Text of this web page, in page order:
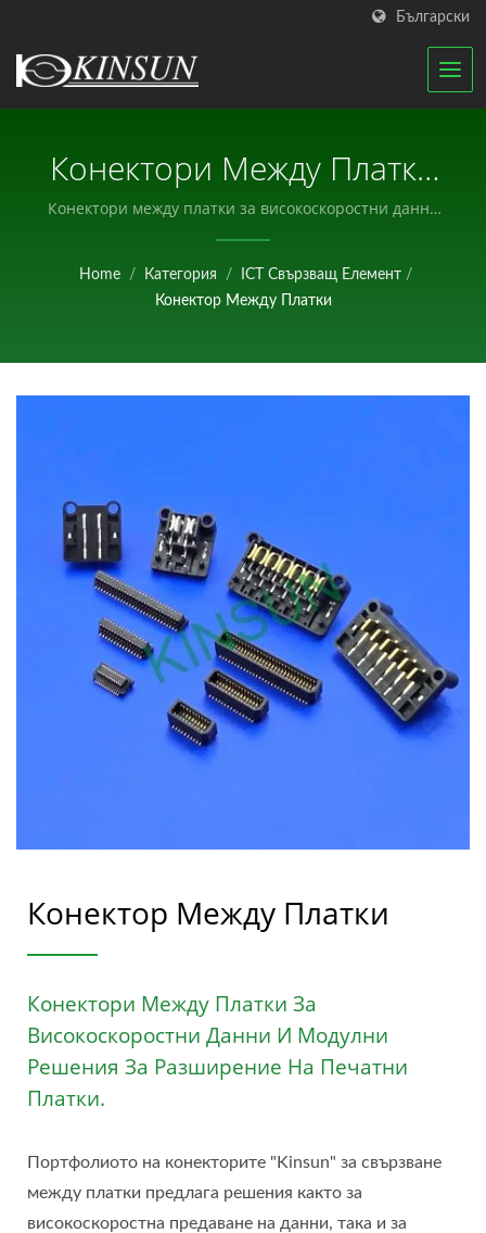
Български
Конектори Между Платки
За Високоскоростни
Данни И Бързо
Свързване На Вериги. /
Производител На
Конектори между платки за високоскоростни данни
и модулни решения за разширение на печатни
електронни компоненти.
Home / Категория / ICT Свързващ Елемент /
Конектор Между Платки
Конектор Между Платки
Конектори Между Платки За
Високоскоростни Данни И Модулни
Решения За Разширение На Печатни
Платки.
Портфолиото на конекторите "Kinsun" за свързване
между платки предлага решения както за
високоскоростна предаване на данни, така и за